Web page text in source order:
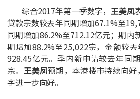
下载中心
按揭全面睇
新闻/研究
综合2017年第一季数字， 王美凤
贷款宗数较去年同期增加67.1%至
同期增加86.2%至712.12亿元；期内
期增加88.2%至25,022宗，金额较
928.45亿元。季内新申请较去年同
宗。 王美凤预期，本港楼巿持续向
字进一步向好。